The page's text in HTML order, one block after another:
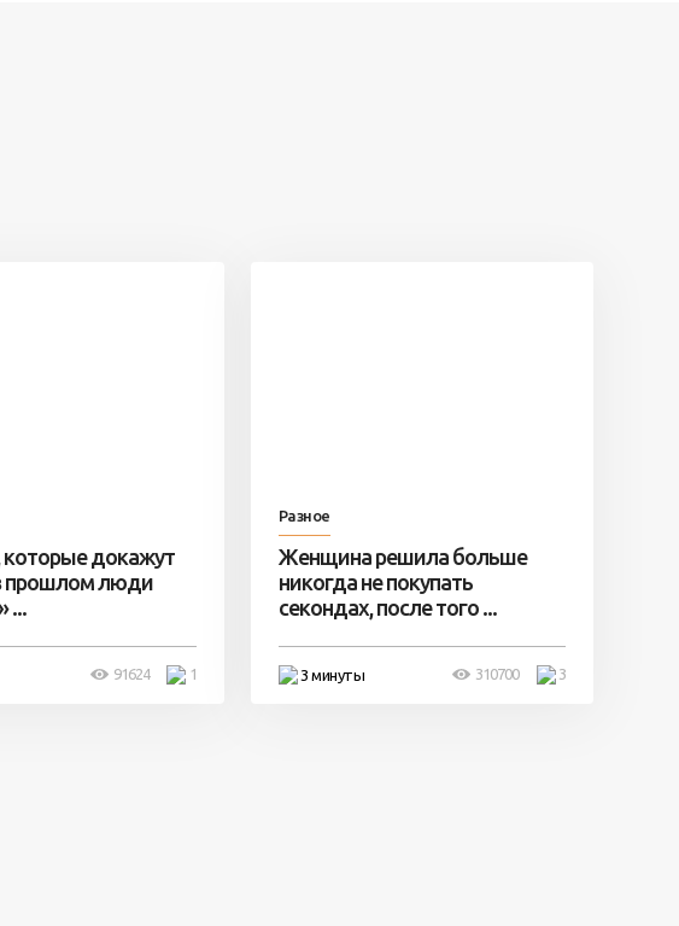
которые докажут
прошлом люди
...
1
91624
Разное
Женщина решила больше
никогда не покупать
секондах, после того ...
3 минуты 3
310700